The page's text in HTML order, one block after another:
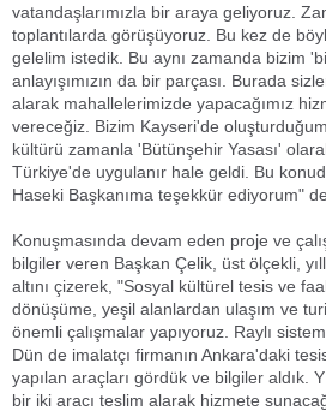
vatandaşlarımızla bir araya geliyoruz.
toplantılarda görüşüyoruz. Bu kez de
gelelim istedik. Bu aynı zamanda bizim
anlayışımızın da bir parçası. Burada
alarak mahallelerimizde yapacağımız
vereceğiz. Bizim Kayseri'de
kültürü zamanla 'Bütünşehir Yasası'
Türkiye'de uygulanır hale geldi. Bu
Haseki Başkanıma teşekkür ediyorum"
Konuşmasında devam eden proje ve
bilgiler veren Başkan Çelik, üst ölçekli,
altını çizerek, "Sosyal kültürel tesis ve
dönüşüme, yeşil alanlardan ulaşım ve
önemli çalışmalar yapıyoruz. Raylı
Dün de imalatçı firmanın Ankara'daki
yapılan araçları gördük ve bilgiler aldık.
bir iki aracı teslim alarak hizmete